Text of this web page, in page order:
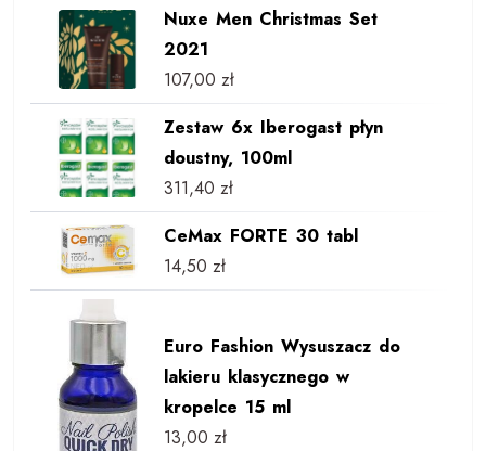
Nuxe Men Christmas Set
2021
107,00 zł
Zestaw 6x Iberogast płyn
doustny, 100ml
311,40 zł
CeMax FORTE 30 tabl
14,50 zł
Euro Fashion Wysuszacz do
lakieru klasycznego w
kropelce 15 ml
13,00 zł